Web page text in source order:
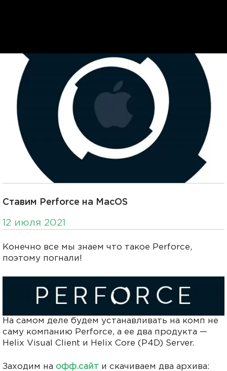
Ставим Perforce на MacOS
12 июля 2021
Конечно все мы знаем что такое Perforce,
поэтому погнали!
На самом деле будем устанавливать на комп не
саму компанию Perforce, а ее два продукта —
Helix Visual Client и Helix Core (P4D) Server.
Заходим на офф.сайт и скачиваем два архива: